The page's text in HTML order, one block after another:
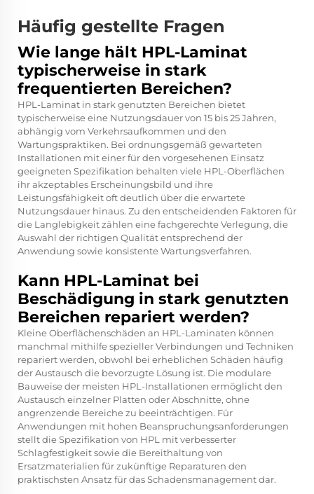
Häufig gestellte Fragen
Wie lange hält HPL-Laminat
typischerweise in stark
frequentierten Bereichen?
HPL-Laminat in stark genutzten Bereichen bietet
typischerweise eine Nutzungsdauer von 15 bis 25 Jahren,
abhängig vom Verkehrsaufkommen und den
Wartungspraktiken. Bei ordnungsgemäß gewarteten
Installationen mit einer für den vorgesehenen Einsatz
geeigneten Spezifikation behalten viele HPL-Oberflächen
ihr akzeptables Erscheinungsbild und ihre
Leistungsfähigkeit oft deutlich über die erwartete
Nutzungsdauer hinaus. Zu den entscheidenden Faktoren für
die Langlebigkeit zählen eine fachgerechte Verlegung, die
Auswahl der richtigen Qualität entsprechend der
Anwendung sowie konsistente Wartungsverfahren.
Kann HPL-Laminat bei
Beschädigung in stark genutzten
Bereichen repariert werden?
Kleine Oberflächenschäden an HPL-Laminaten können
manchmal mithilfe spezieller Verbindungen und Techniken
repariert werden, obwohl bei erheblichen Schäden häufig
der Austausch die bevorzugte Lösung ist. Die modulare
Bauweise der meisten HPL-Installationen ermöglicht den
Austausch einzelner Platten oder Abschnitte, ohne
angrenzende Bereiche zu beeinträchtigen. Für
Anwendungen mit hohen Beanspruchungsanforderungen
stellt die Spezifikation von HPL mit verbesserter
Schlagfestigkeit sowie die Bereithaltung von
Ersatzmaterialien für zukünftige Reparaturen den
praktischsten Ansatz für das Schadensmanagement dar.